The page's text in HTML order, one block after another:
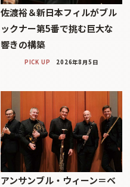
佐渡裕＆新日本フィルがブル
ックナー第5番で挑む巨大な
響きの構築
PICK UP 2026年8月5日
アンサンブル・ウィーン＝ベ